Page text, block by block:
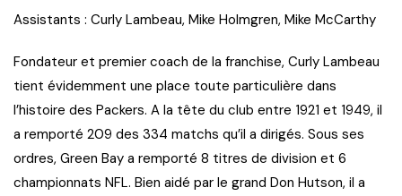
Assistants : Curly Lambeau, Mike Holmgren, Mike McCarthy
Fondateur et premier coach de la franchise, Curly Lambeau
tient évidemment une place toute particulière dans
l’histoire des Packers. A la tête du club entre 1921 et 1949, il
a remporté 209 des 334 matchs qu’il a dirigés. Sous ses
ordres, Green Bay a remporté 8 titres de division et 6
championnats NFL. Bien aidé par le grand Don Hutson, il a